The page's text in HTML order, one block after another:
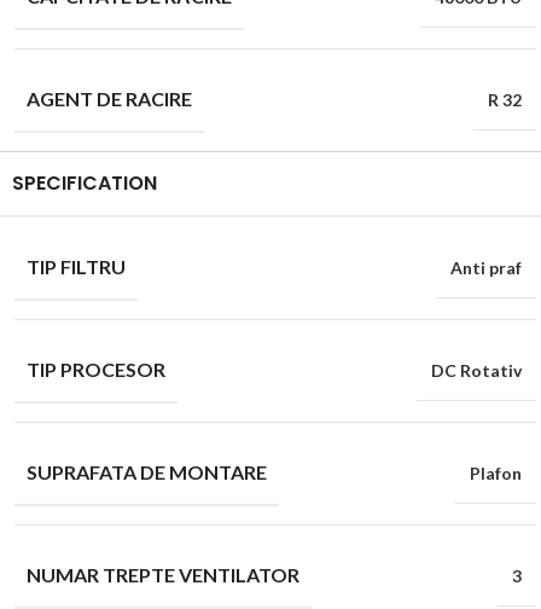
AGENT DE RACIRE R 32
SPECIFICATION
TIP FILTRU Anti praf
TIP PROCESOR DC Rotativ
SUPRAFATA DE MONTARE Plafon
NUMAR TREPTE VENTILATOR 3